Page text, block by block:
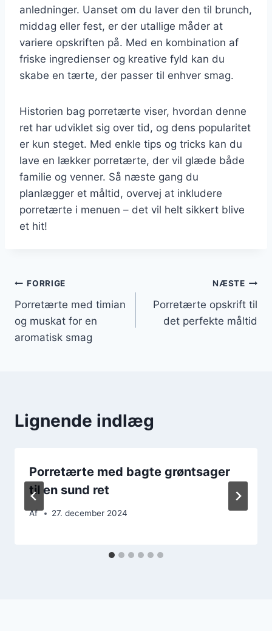
anledninger. Uanset om du laver den til brunch,
middag eller fest, er der utallige måder at
variere opskriften på. Med en kombination af
friske ingredienser og kreative fyld kan du
skabe en tærte, der passer til enhver smag.
Historien bag porretærte viser, hvordan denne
ret har udviklet sig over tid, og dens popularitet
er kun steget. Med enkle tips og tricks kan du
lave en lækker porretærte, der vil glæde både
familie og venner. Så næste gang du
planlægger et måltid, overvej at inkludere
porretærte i menuen – det vil helt sikkert blive
et hit!
Indlægsnavigation
FORRIGE
Porretærte med timian
og muskat for en
aromatisk smag
NÆSTE
Porretærte opskrift til
det perfekte måltid
Lignende indlæg
Porretærte med bagte grøntsager
til en sund ret
Af 27. december 2024